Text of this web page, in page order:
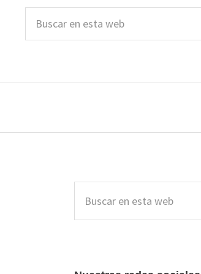
esta
lateral
principal
esta